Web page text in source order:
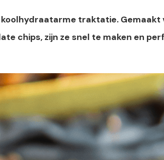
koolhydraatarme traktatie. Gemaakt
chips, zijn ze snel te maken en